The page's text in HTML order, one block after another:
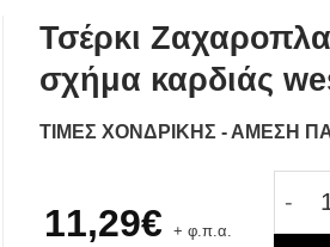
Τσέρκι
σχήμα καρδιάς
ΤΙΜΕΣ ΧΟΝΔΡΙΚΗΣ - ΑΜΕΣΗ
11,29€ + φ.π.α.